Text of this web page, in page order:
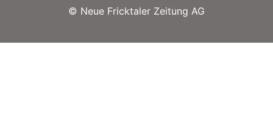
© Neue Fricktaler Zeitung AG